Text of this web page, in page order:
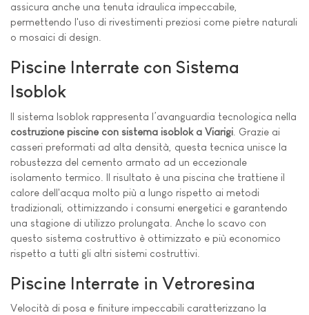
assicura anche una tenuta idraulica impeccabile,
permettendo l'uso di rivestimenti preziosi come pietre naturali
o mosaici di design.
Piscine Interrate con Sistema
Isoblok
Il sistema Isoblok rappresenta l’avanguardia tecnologica nella
costruzione piscine con sistema isoblok a Viarigi . Grazie ai
casseri preformati ad alta densità, questa tecnica unisce la
robustezza del cemento armato ad un eccezionale
isolamento termico. Il risultato è una piscina che trattiene il
calore dell'acqua molto più a lungo rispetto ai metodi
tradizionali, ottimizzando i consumi energetici e garantendo
una stagione di utilizzo prolungata. Anche lo scavo con
questo sistema costruttivo è ottimizzato e più economico
rispetto a tutti gli altri sistemi costruttivi.
Piscine Interrate in Vetroresina
Velocità di posa e finiture impeccabili caratterizzano la